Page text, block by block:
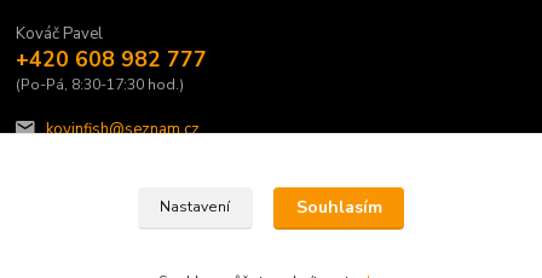
Kováč Pavel
+420 608 982 777
(Po-Pá, 8:30-17:30 hod.)
kovinfish@seznam.cz
Nastavení Souhlasím